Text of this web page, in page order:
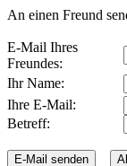
An einen Freund
E-Mail Ihres
Freundes:
Ihr Name:
Ihre E-Mail:
Betreff: